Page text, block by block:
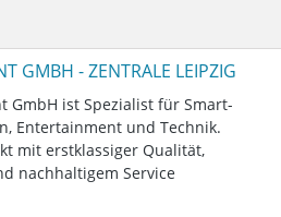
GMBH - ZENTRALE LEIPZIG
GmbH ist Spezialist für Smart-
Entertainment und Technik.
mit erstklassiger Qualität,
nachhaltigem Service